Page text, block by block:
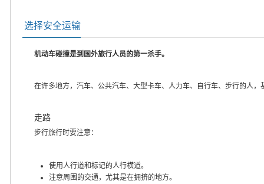
选择安全运输
机动车碰撞是到国外旅行人员的第一杀手。
在许多地方，汽车、公共汽车、大型卡车、人力车、自行车、步行的人
走路
步行旅行时要注意：
使用人行道和标记的人行横道。
注意周围的交通，尤其是在拥挤的地方。